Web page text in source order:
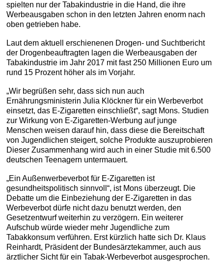
spielten nur der Tabakindustrie in die Hand, die ihre
Werbeausgaben schon in den letzten Jahren enorm nach
oben getrieben habe.
Laut dem aktuell erschienenen Drogen- und Suchtbericht
der Drogenbeauftragten lagen die Werbeausgaben der
Tabakindustrie im Jahr 2017 mit fast 250 Millionen Euro um
rund 15 Prozent höher als im Vorjahr.
„Wir begrüßen sehr, dass sich nun auch
Ernährungsministerin Julia Klöckner für ein Werbeverbot
einsetzt, das E-Zigaretten einschließt“, sagt Mons. Studien
zur Wirkung von E-Zigaretten-Werbung auf junge
Menschen weisen darauf hin, dass diese die Bereitschaft
von Jugendlichen steigert, solche Produkte auszuprobieren
Dieser Zusammenhang wird auch in einer Studie mit 6.500
deutschen Teenagern untermauert.
„Ein Außenwerbeverbot für E-Zigaretten ist
gesundheitspolitisch sinnvoll“, ist Mons überzeugt. Die
Debatte um die Einbeziehung der E-Zigaretten in das
Werbeverbot dürfe nicht dazu benutzt werden, den
Gesetzentwurf weiterhin zu verzögern. Ein weiterer
Aufschub würde wieder mehr Jugendliche zum
Tabakkonsum verführen. Erst kürzlich hatte sich Dr. Klaus
Reinhardt, Präsident der Bundesärztekammer, auch aus
ärztlicher Sicht für ein Tabak-Werbeverbot ausgesprochen.